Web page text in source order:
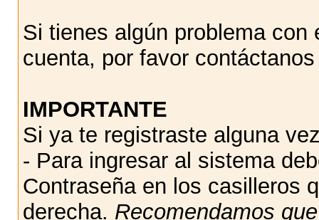
Si tienes algún problema
cuenta, por favor
IMPORTANTE
Si ya te registraste alguna
- Para ingresar al sistema
Contraseña en los casilleros
derecha. Recomendamos